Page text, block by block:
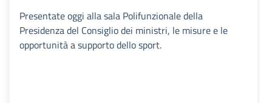
Presentate oggi alla sala Polifunzionale della
Presidenza del Consiglio dei ministri, le misure e le
opportunità a supporto dello sport.